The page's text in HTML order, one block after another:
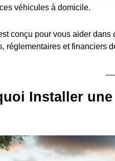
véhicules à domicile.
conçu pour vous aider
réglementaires et financiers
Installer